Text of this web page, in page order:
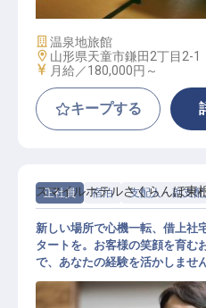
施設業態
温泉地旅館
勤務地
山形県天童市鎌田2丁目2-1
給与
月給／180,000円～
キープする
正社員 宿泊 支配人・副支
スマイルホテルさくらんぼ東
新しい場所で心機一転、借上社
タートを。お客様の笑顔を育む
で、あなたの経験を活かしませ